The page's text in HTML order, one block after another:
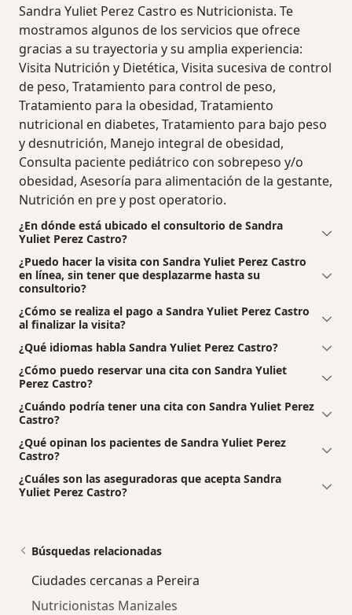
Sandra Yuliet Perez Castro es Nutricionista. Te
mostramos algunos de los servicios que ofrece
gracias a su trayectoria y su amplia experiencia:
Visita Nutrición y Dietética, Visita sucesiva de control
de peso, Tratamiento para control de peso,
Tratamiento para la obesidad, Tratamiento
nutricional en diabetes, Tratamiento para bajo peso
y desnutrición, Manejo integral de obesidad,
Consulta paciente pediátrico con sobrepeso y/o
obesidad, Asesoría para alimentación de la gestante,
Nutrición en pre y post operatorio.
¿En dónde está ubicado el consultorio de Sandra
Yuliet Perez Castro?
¿Puedo hacer la visita con Sandra Yuliet Perez Castro
en línea, sin tener que desplazarme hasta su
consultorio?
¿Cómo se realiza el pago a Sandra Yuliet Perez Castro
al finalizar la visita?
¿Qué idiomas habla Sandra Yuliet Perez Castro?
¿Cómo puedo reservar una cita con Sandra Yuliet
Perez Castro?
¿Cuándo podría tener una cita con Sandra Yuliet Perez
Castro?
¿Qué opinan los pacientes de Sandra Yuliet Perez
Castro?
¿Cuáles son las aseguradoras que acepta Sandra
Yuliet Perez Castro?
Búsquedas relacionadas
Ciudades cercanas a Pereira
Nutricionistas Manizales